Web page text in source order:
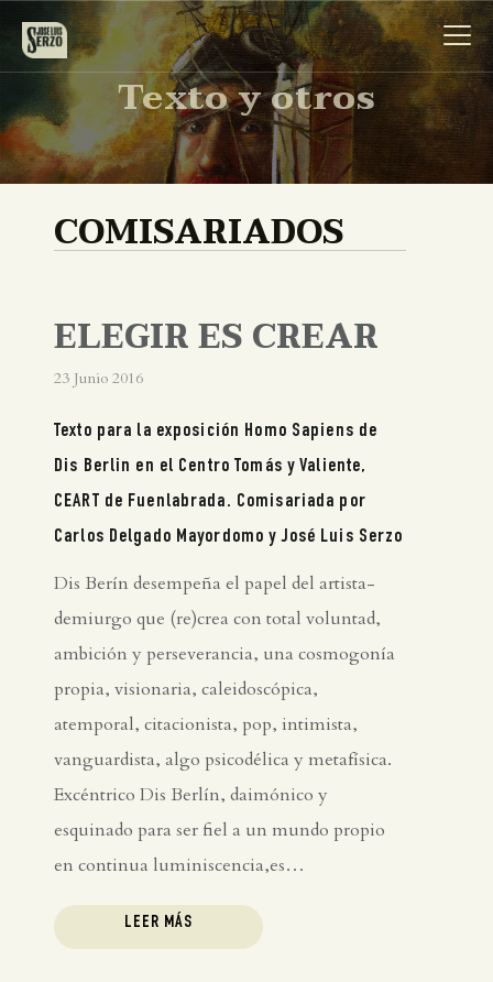
Obra
Biografía
Noticias
Contacto
Español
Texto y otros
COMISARIADOS
ELEGIR ES CREAR
23 Junio 2016
Texto para la exposición Homo Sapiens de
Dis Berlin en el Centro Tomás y Valiente,
CEART de Fuenlabrada. Comisariada por
Carlos Delgado Mayordomo y José Luis Serzo
Dis Berín desempeña el papel del artista-
demiurgo que (re)crea con total voluntad,
ambición y perseverancia, una cosmogonía
propia, visionaria, caleidoscópica,
atemporal, citacionista, pop, intimista,
vanguardista, algo psicodélica y metafísica.
Excéntrico Dis Berlín, daimónico y
esquinado para ser fiel a un mundo propio
en continua luminiscencia,es…
LEER MÁS